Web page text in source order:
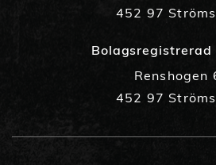
452 97
Bolagsregistrerad
Renshogen
452 97